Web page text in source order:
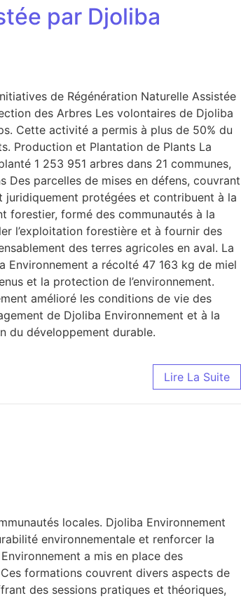
par Djoliba
de Régénération Naturelle Assistée
des Arbres Les volontaires de Djoliba
Cette activité a permis à plus de 50% du
Production et Plantation de Plants La
1 253 951 arbres dans 21 communes,
parcelles de mises en défens, couvrant
juridiquement protégées et contribuent à la
forestier, formé des communautés à la
l’exploitation forestière et à fournir des
des terres agricoles en aval. La
Environnement a récolté 47 163 kg de miel
et la protection de l’environnement.
amélioré les conditions de vie des
de Djoliba Environnement et à la
du développement durable.
Lire La Suite
locales. Djoliba Environnement
environnementale et renforcer la
a mis en place des
formations couvrent divers aspects de
des sessions pratiques et théoriques,